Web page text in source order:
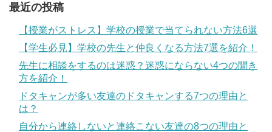
最近の投稿
【授業がストレス】学校の授業で当てられない方法6選
【学生必見】学校の先生と仲良くなる方法7選を紹介！
先生に相談をするのは迷惑？迷惑にならない4つの聞き
方を紹介！
ドタキャンが多い友達のドタキャンする7つの理由と
は？
自分から連絡しないと連絡こない友達の8つの理由と